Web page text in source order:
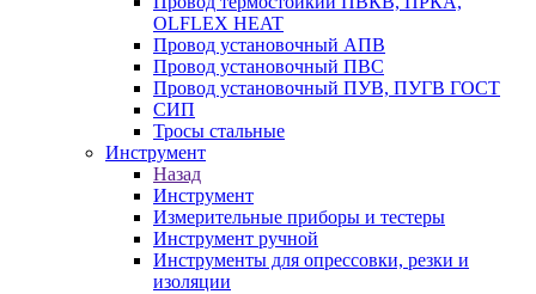
OLFLEX HEAT
Провод установочный АПВ
Провод установочный ПВС
Провод установочный ПУВ, ПУГВ ГОСТ
СИП
Тросы стальные
Инструмент
Назад
Инструмент
Измерительные приборы и тестеры
Инструмент ручной
Инструменты для опрессовки, резки и
изоляции